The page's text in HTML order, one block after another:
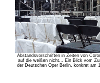
Abstandsvorschriften in Zeiten von
auf die weißen nicht... Ein Blick vom
der Deutschen Oper Berlin, konkret am